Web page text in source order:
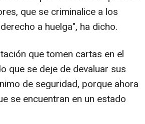
que se criminalice a los
a huelga", ha dicho.
que tomen cartas en el
que se deje de devaluar sus
de seguridad, porque ahora
se encuentran en un estado